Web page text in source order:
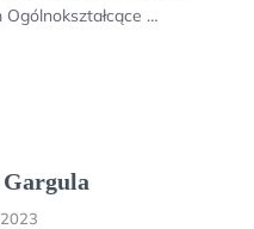
…
Gargula